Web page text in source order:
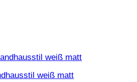
weiß matt